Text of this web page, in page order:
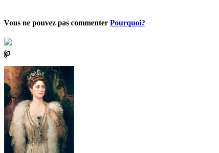
Vous ne pouvez pas commenter Pourquoi?
℘